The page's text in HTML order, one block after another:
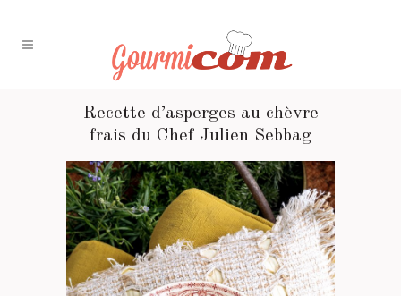
Recette d’asperges au chèvre
frais du Chef Julien Sebbag